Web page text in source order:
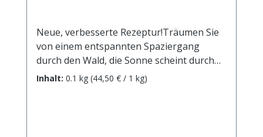
Neue, verbesserte Rezeptur!Träumen Sie
von einem entspannten Spaziergang
durch den Wald, die Sonne scheint durch
die Blätter, Äste knarren, leuchtendes
Inhalt: 0.1 kg (44,50 € / 1 kg)